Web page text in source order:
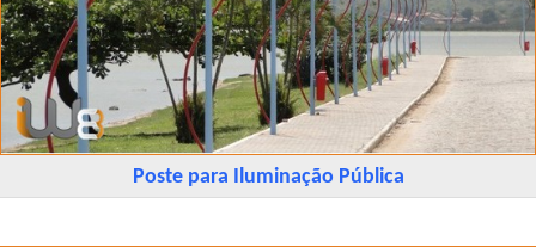
Poste para Iluminação Pública